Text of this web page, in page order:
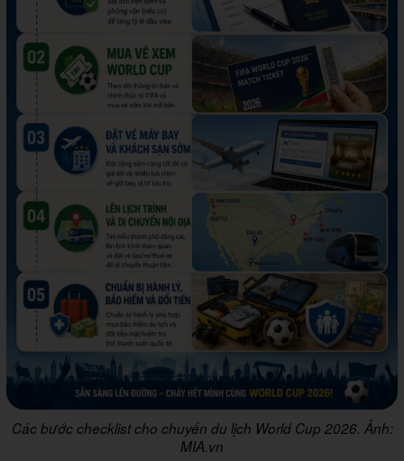
Các bước checklist cho chuyến du lịch World Cup 2026. Ảnh:
MIA.vn